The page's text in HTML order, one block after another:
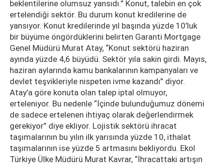
beklentilerine olumsuz yansıdı.” Konut, talebin en çok
ertelendiği sektör. Bu durum konut kredilerine de
yansıyor. Konut kredilerinde yıl başında yüzde 10’luk
bir büyüme öngördüklerini belirten Garanti Mortgage
Genel Müdürü Murat Atay, “Konut sektörü haziran
ayında yüzde 4,6 büyüdü. Sektör yıla sakin girdi. Mayıs,
haziran aylarında kamu bankalarının kampanyaları ve
devlet teşvikleriyle nispeten ivme kazandı” diyor.
Atay’a göre konuta olan talep iptal olmuyor,
erteleniyor. Bu nedenle “İçinde bulunduğumuz dönemi
de sadece ertelenen ihtiyaç olarak değerlendirmek
gerekiyor” diye ekliyor. Lojistik sektörü ihracat
taşımalarının bu yılın ilk yarısında yüzde 10, ithalat
taşımalarının ise yüzde 5 artmasını bekliyordu. Ekol
Türkiye Ülke Müdürü Murat Kavrar, “İhracattaki artışın